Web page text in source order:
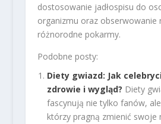
dostosowanie jadłospisu do
organizmu oraz obserwowanie
różnorodne pokarmy.
Podobne posty:
Diety gwiazd: Jak
zdrowie i wygląd? Diety
fascynują nie tylko fanów,
którzy pragną zmienić swoje